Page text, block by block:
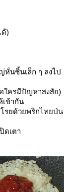
ด้)
หั่นชิ้นเล็ก ๆ ลงไป
ใครมีปัญหาสงสัย)
เข้ากัน
รยด้วยพริกไทยป่น
ดเตา